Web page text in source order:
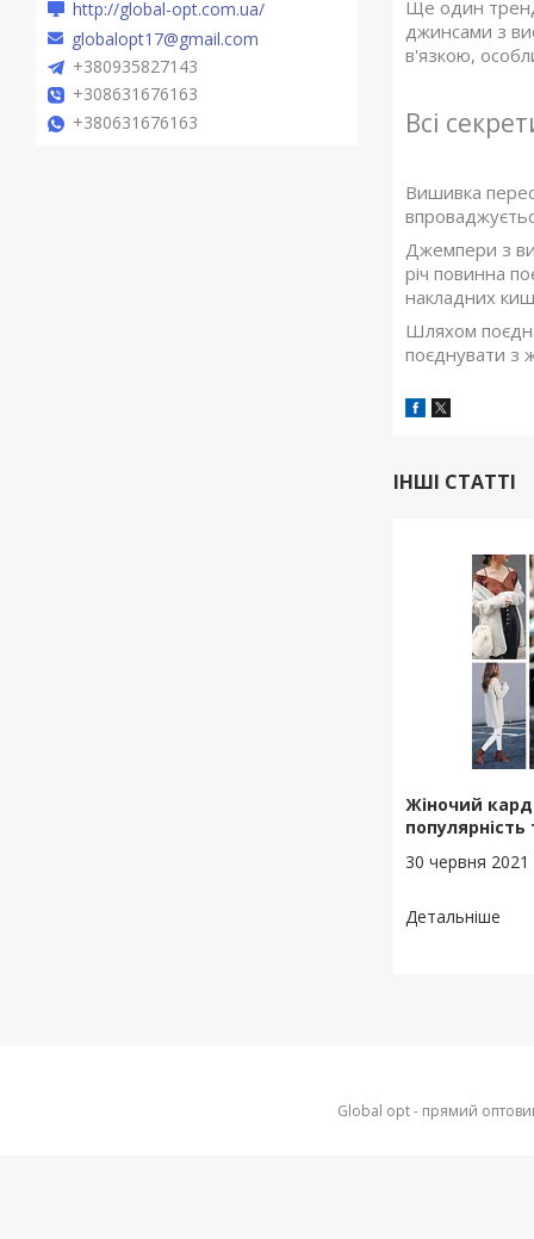
Ще один тренд
джинсами з
в'язкою,
Всі
Вишивка
Джемпери з
річ повинна
накладних
Шляхом
поєднувати з
ІНШІ СТАТТІ
Жіночий
30 червня 2021
http://global-opt.com.ua/
globalopt17@gmail.com
+380935827143
+308631676163
+380631676163